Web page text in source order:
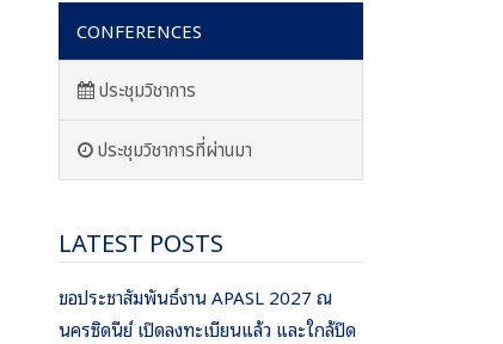
CONFERENCES
ประชุมวิชาการ
ประชุมวิชาการที่ผ่านมา
LATEST POSTS
ขอประชาสัมพันธ์งาน APASL 2027 ณ
นครซิดนีย์ เปิดลงทะเบียนแล้ว และใกล้ปิด